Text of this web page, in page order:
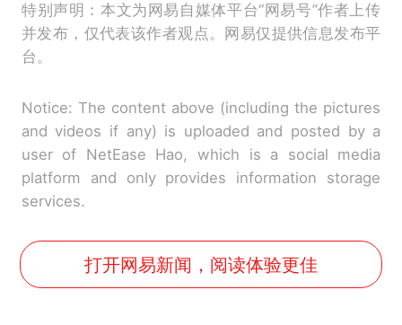
特别声明：本文为网易自媒体平台“网易号”作者上传
并发布，仅代表该作者观点。网易仅提供信息发布平
台。
Notice: The content above (including the pictures
and videos if any) is uploaded and posted by a
user of NetEase Hao, which is a social media
platform and only provides information storage
services.
打开网易新闻，阅读体验更佳